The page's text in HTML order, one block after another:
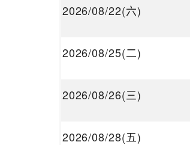
2026/08/22(六)
2026/08/25(二)
2026/08/26(三)
2026/08/28(五)